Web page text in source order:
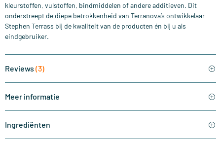
kleurstoffen, vulstoffen, bindmiddelen of andere additieven. Dit
onderstreept de diepe betrokkenheid van Terranova’s ontwikkelaar
Stephen Terrass bij de kwaliteit van de producten én bij u als
eindgebruiker.
Reviews (3)
Meer informatie
Ingrediënten